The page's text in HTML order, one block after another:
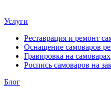
Услуги
Реставрация и ремонт
Оснащение самоваров
Гравировка на самоварах
Роспись самоваров на
Блог